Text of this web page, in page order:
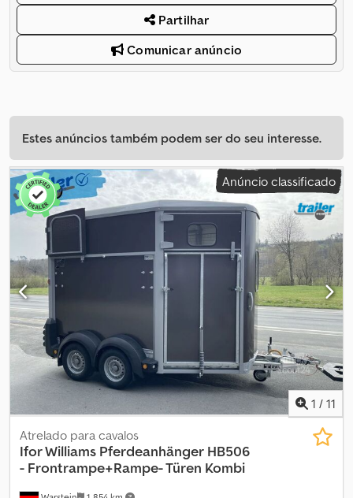
Partilhar
Comunicar anúncio
Estes anúncios também podem ser do seu interesse.
Anúncio classificado
1 / 11
Atrelado para cavalos
Ifor Williams Pferdeanhänger HB506
- Frontrampe+Rampe- Türen Kombi